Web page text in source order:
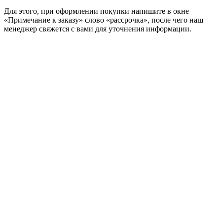
Для этого, при оформлении покупки напишите в окне
«Примечание к заказу» слово «рассрочка», после чего наш
менеджер свяжется с вами для уточнения информации.